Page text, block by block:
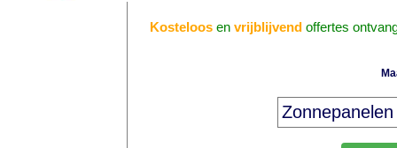
Kosteloosen vrijblijvendoffertes